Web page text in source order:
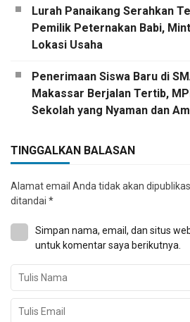
Lurah Panaikang Serahkan
Pemilik Peternakan Babi,
Lokasi Usaha
Penerimaan Siswa Baru di
Makassar Berjalan Tertib,
Sekolah yang Nyaman dan
TINGGALKAN BALASAN
Alamat email Anda tidak akan
ditandai *
Simpan nama, email, dan situs
untuk komentar saya berikutnya.